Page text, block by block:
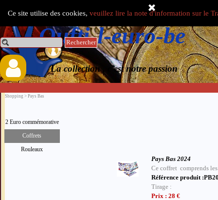
Ce site utilise des cookies, veuillez lire la note d'information sur le
Oufti-l-euro-be
Rechercher
0.00 € La collection , c'est notre passion
Shopping > Pays Bas
2 Euro commémorative
Coffrets
Rouleaux
Pays Bas 2024
Ce coffret comprends
Référence produit
Tirage :
Prix : 28 €